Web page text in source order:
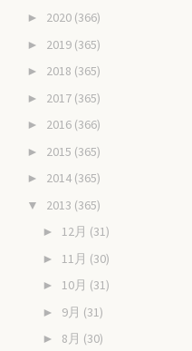
► 2020 (366)
► 2019 (365)
► 2018 (365)
► 2017 (365)
► 2016 (366)
► 2015 (365)
► 2014 (365)
▼ 2013 (365)
► 12月 (31)
► 11月 (30)
► 10月 (31)
► 9月 (31)
► 8月 (30)